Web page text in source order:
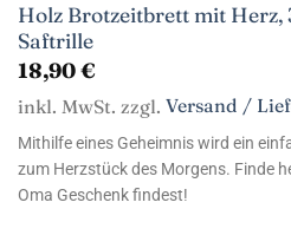
Holz Brotzeitbrett mit Herz,
Saftrille
18,90€
inkl. MwSt. zzgl. Versand /
Mithilfe eines Geheimnis wird ein
zum Herzstück des Morgens. Finde
Oma Geschenk findest!